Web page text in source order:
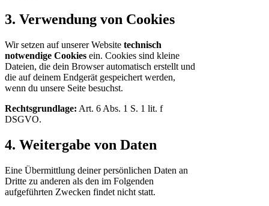
3. Verwendung von Cookies
Wir setzen auf unserer Website technisch
notwendige Cookies ein. Cookies sind kleine
Dateien, die dein Browser automatisch erstellt und
die auf deinem Endgerät gespeichert werden,
wenn du unsere Seite besuchst.
Rechtsgrundlage: Art. 6 Abs. 1 S. 1 lit. f
DSGVO.
4. Weitergabe von Daten
Eine Übermittlung deiner persönlichen Daten an
Dritte zu anderen als den im Folgenden
aufgeführten Zwecken findet nicht statt.